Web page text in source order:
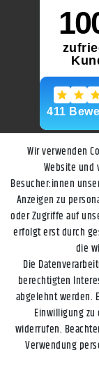
Impressum
Wir verwenden
Website und
Besucher:innen
Anzeigen zu
oder Zugriffe auf
erfolgt erst durch
die
Die
berechtigten
abgelehnt werden.
Einwilligung
widerrufen.
Verwendung